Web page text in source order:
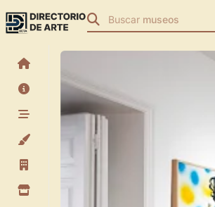
Buscar museos